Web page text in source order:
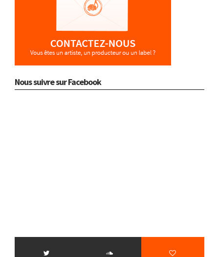
Nous suivre sur Facebook